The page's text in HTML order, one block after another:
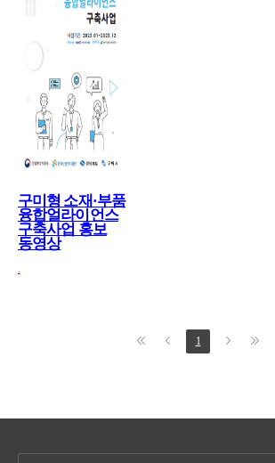
구미형 소재·부품
융합얼라이언스
구축사업 홍보
동영상
.
1